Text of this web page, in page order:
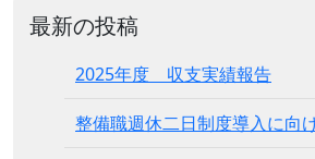
最新の投稿
2025年度 収支実績報告
整備職週休二日制度導入に向